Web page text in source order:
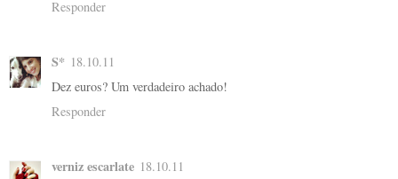
Responder
S* 18.10.11
Dez euros? Um verdadeiro achado!
Responder
verniz escarlate 18.10.11